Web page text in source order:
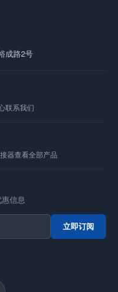
成路2号
联系我们
器查看全部产品
信息
立即订阅